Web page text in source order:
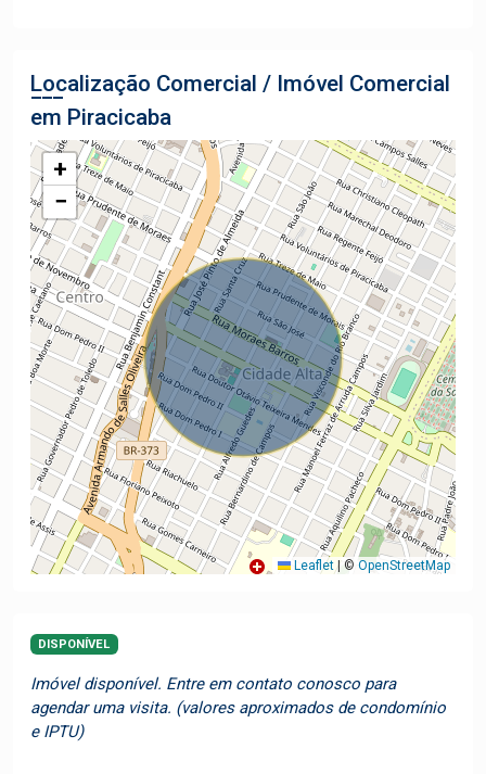
Localização Comercial / Imóvel Comercial
em Piracicaba
+
−
Leaflet |© OpenStreetMap
DISPONÍVEL
Imóvel disponível. Entre em contato conosco para
agendar uma visita. (valores aproximados de condomínio
e IPTU)